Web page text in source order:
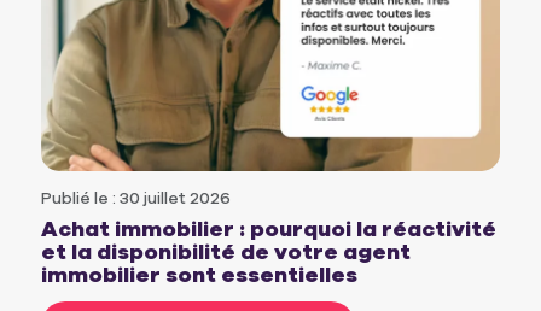
Publié le : 30 juillet 2026
Achat immobilier : pourquoi la réactivité
et la disponibilité de votre agent
immobilier sont essentielles